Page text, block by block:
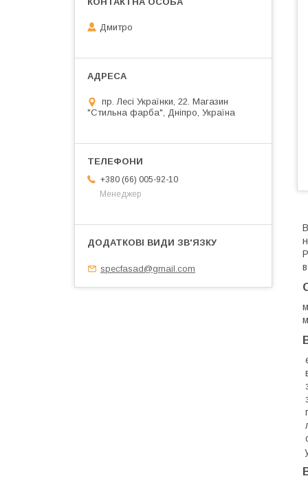
Дмитро
пр. Лесі Українки, 22. Магазин
"Стильна фарба", Дніпро, Україна
+380 (66) 005-92-10
Менеджер
specfasad@gmail.com